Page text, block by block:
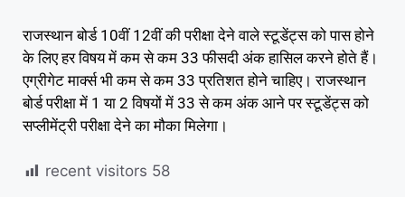
राजस्थान बोर्ड 10वीं 12वीं की परीक्षा देने वाले स्टूडेंट्स को पास होने
के लिए हर विषय में कम से कम 33 फीसदी अंक हासिल करने होते हैं।
एग्रीगेट मार्क्स भी कम से कम 33 प्रतिशत होने चाहिए। राजस्थान
बोर्ड परीक्षा में 1 या 2 विषयों में 33 से कम अंक आने पर स्टूडेंट्स को
सप्लीमेंट्री परीक्षा देने का मौका मिलेगा।
recent visitors 58